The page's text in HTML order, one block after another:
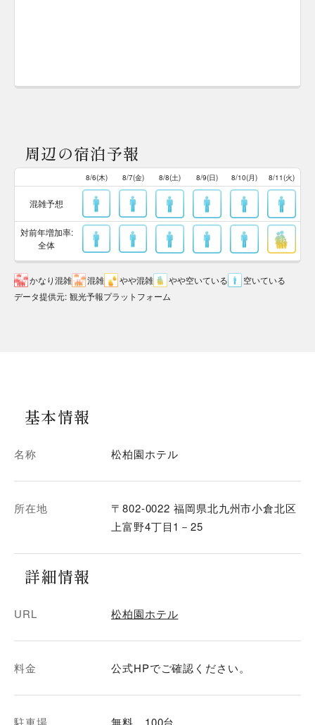
周辺の宿泊予報
8/6(木) 8/7(金) 8/8(土) 8/9(日) 8/10(月) 8/11(火)
混雑予想
対前年増加率:
全体
かなり混雑 混雑 やや混雑 やや空いている
空いている
データ提供元: 観光予報プラットフォーム
基本情報
名称 松柏園ホテル
所在地
〒802-0022 福岡県北九州市小倉北区
上富野4丁目1－25
詳細情報
URL 松柏園ホテル
料金 公式HPでご確認ください。
駐車場 無料 100台